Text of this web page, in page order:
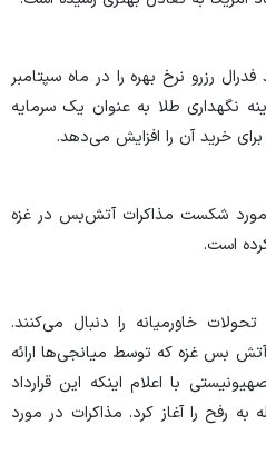
فدرال رزرو نرخ بهره را در ماه سپتامبر
نگهداری طلا به عنوان یک سرمایه
خرید آن را افزایش می‌دهد.
مورد شکست مذاکرات آتش‌بس در غزه
است.
خاورمیانه را دنبال می‌کنند.
بس غزه که توسط میانجی‌ها ارائه
با اعلام اینکه این قرارداد
رفح را آغاز کرد. مذاکرات در مورد